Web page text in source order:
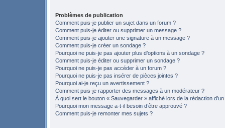
Problèmes de publication
Comment puis-je publier un sujet dans un forum ?
Comment puis-je éditer ou supprimer un message ?
Comment puis-je ajouter une signature à un message ?
Comment puis-je créer un sondage ?
Pourquoi ne puis-je pas ajouter plus d’options à un sondage ?
Comment puis-je éditer ou supprimer un sondage ?
Pourquoi ne puis-je pas accéder à un forum ?
Pourquoi ne puis-je pas insérer de pièces jointes ?
Pourquoi ai-je reçu un avertissement ?
Comment puis-je rapporter des messages à un modérateur ?
À quoi sert le bouton « Sauvegarder » affiché lors de la rédaction
Pourquoi mon message a-t-il besoin d’être approuvé ?
Comment puis-je remonter mes sujets ?